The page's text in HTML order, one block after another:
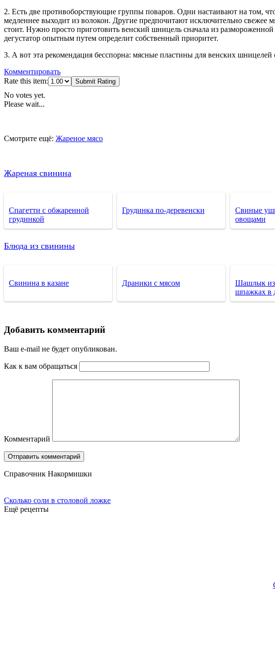
2. Есть две противоборствующие группы поваров. Одни настаивают на том,
медленнее выходит из волокон. Другие предпочитают исключительно свежее
стоит. Нужно просто приготовить венский шницель сначала из
дегустатор опытным путем определит собственный приоритет.
3. А вот эта рекомендация бесспорна: мясные пластины для венских шницелей
Комментировать
Rate this item:
Submit Rating
No votes yet.
Please wait...
Смотрите ещё: Жареное мясо
Жареная свинина
Спагетти с обжаренной
грудинкой
Грудинка по-деревенски
Свиные
овощами
Блюда из свинины
Свинина в казане Драники с мясом
Шашлык из
шпажках в
Добавить комментарий
Ваш e-mail не будет опубликован.
Как к вам обращаться
Комментарий
Справочник Накормишки
Сколько соли в столовой ложке
Ещё рецепты